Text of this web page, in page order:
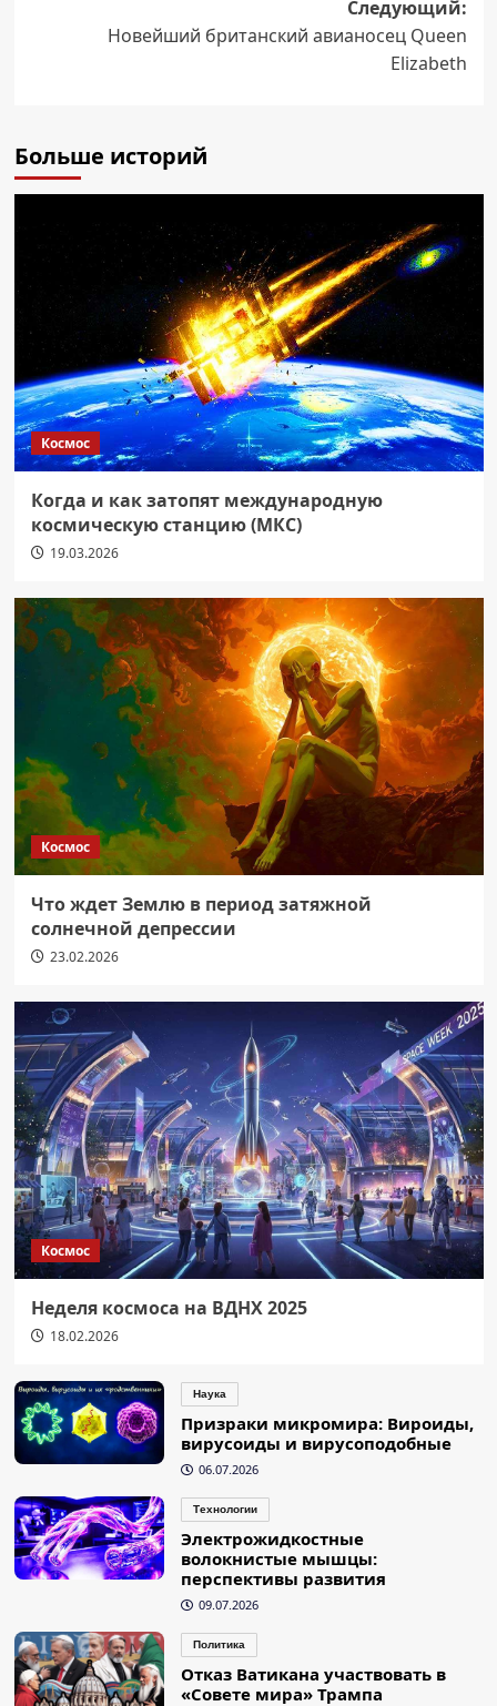
Следующий:
Новейший британский авианосец Queen
Elizabeth
Больше историй
Космос
Когда и как затопят международную
космическую станцию (МКС)
19.03.2026
Космос
Что ждет Землю в период затяжной
солнечной депрессии
23.02.2026
Космос
Неделя космоса на ВДНХ 2025
18.02.2026
Наука
Призраки микромира: Вироиды,
вирусоиды и вирусоподобные
06.07.2026
Технологии
Электрожидкостные
волокнистые мышцы:
перспективы развития
09.07.2026
Политика
Отказ Ватикана участвовать в
«Совете мира» Трампа